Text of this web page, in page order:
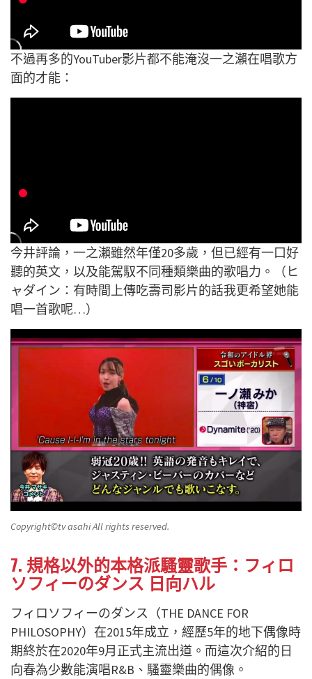
不過再多的YouTuber影片都不能淹沒一之瀨在唱歌方
面的才能：
今井評論，一之瀨雖然年僅20多歲，但已經有一口好
聽的英文，以及能駕馭不同種類樂曲的歌唱力。（ヒ
ャダイン：有時間上傳吃壽司影片的話我更希望她能
唱一首歌呢…）
Copyright©️tv asahi All rights reserved.
7. 規格以外的本格派騷靈歌手：フィロ
ソフィーのダンス 日向ハル
フィロソフィーのダンス（THE DANCE FOR
PHILOSOPHY）在2015年成立，經歷5年的地下偶像時
期終於在2020年9月正式主流出道。而這次介紹的日
向春為少數能演唱R&B、騷靈樂曲的偶像。